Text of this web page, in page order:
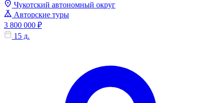
Чукотский автономный округ
Авторские туры
3 800 000 ₽
15 д.